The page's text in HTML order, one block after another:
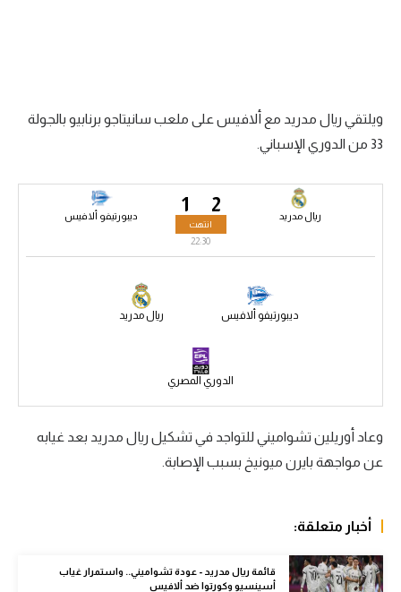
سعودي في الجول
الدوري الإنجليزي
الدوري الإسباني
كرة سلة
كرة يد
الوطن العربي
في المونديال
ويلتقي ريال مدريد مع ألافيس على ملعب سانيتاجو برنابيو بالجولة
33 من الدوري الإسباني.
2 ريال مدريد 1 ديبورتيفو ألافيس
انتهت
22:30
ديبورتيفو ألافيس ريال مدريد
الدوري المصري
وعاد أوريلين تشواميني للتواجد في تشكيل ريال مدريد بعد غيابه
عن مواجهة بايرن ميونيخ بسبب الإصابة.
أخبار متعلقة:
قائمة ريال مدريد - عودة تشواميني.. واستمرار غياب
أسينسيو وكورتوا ضد ألافيس